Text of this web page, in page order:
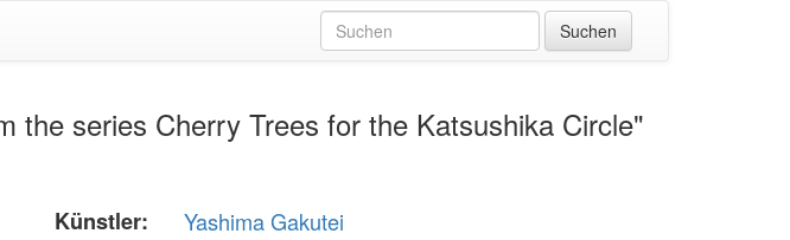
the series Cherry Trees for the Katsushika Circle"
Künstler:
Yashima Gakutei